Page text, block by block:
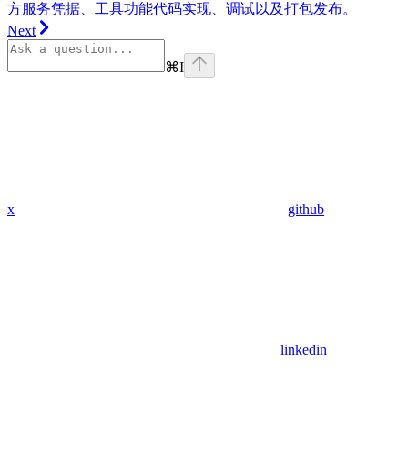
方服务凭据、工具功能代码实现、调试以及打包发布。
Next
⌘I
x github
linkedin